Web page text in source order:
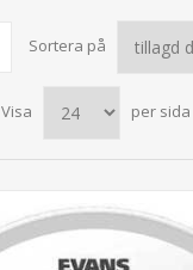
Sortera på
Visa per sida